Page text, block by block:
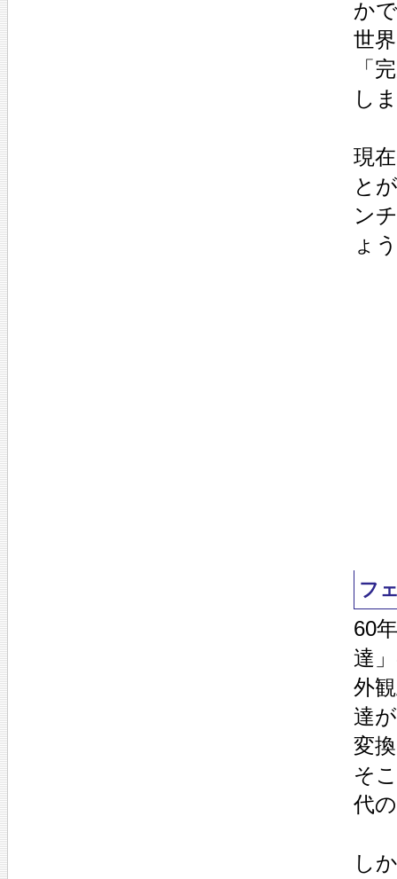
か
世
「
し
現
と
ン
ょ
フ
60
達
外
達
変
そ
代
し